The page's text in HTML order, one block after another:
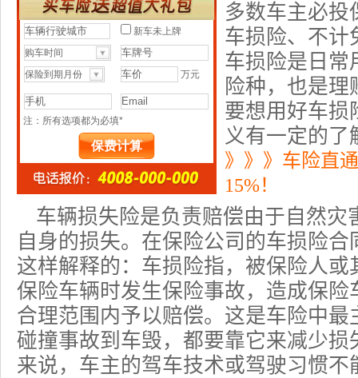
多数车主必投
车损险、不计
车损险是日常
险种，也是
要想用好车损
义有一定的了
》》》车险直
15%！
车辆损失险是负责赔偿由于自然灾
自身的损失。在保险公司的车损险
这样解释的：车损险指，被保险人
保险车辆时发生保险事故，造成保
合理范围内予以赔偿。这是车险中最
碰撞事故到车毁，都要靠它来减少
来说，车主的驾车技术或驾驶习惯